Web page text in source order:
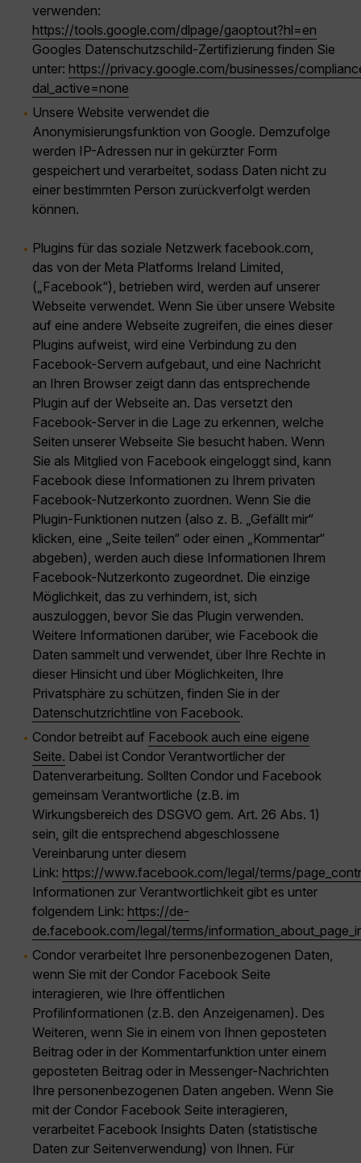
verwenden:
https://tools.google.com/dlpage/gaoptout?hl=en
Googles Datenschutzschild-Zertifizierung finden Sie
unter: https://privacy.google.com/businesses/
dal_active=none
Unsere Website verwendet die
Anonymisierungsfunktion von Google. Demzufolge
werden IP-Adressen nur in gekürzter Form
gespeichert und verarbeitet, sodass Daten nicht zu
einer bestimmten Person zurückverfolgt werden
können.
Plugins für das soziale Netzwerk facebook.com,
das von der Meta Platforms Ireland Limited,
(„Facebook“), betrieben wird, werden auf unserer
Webseite verwendet. Wenn Sie über unsere Website
auf eine andere Webseite zugreifen, die eines dieser
Plugins aufweist, wird eine Verbindung zu den
Facebook-Servern aufgebaut, und eine Nachricht
an Ihren Browser zeigt dann das entsprechende
Plugin auf der Webseite an. Das versetzt den
Facebook-Server in die Lage zu erkennen, welche
Seiten unserer Webseite Sie besucht haben. Wenn
Sie als Mitglied von Facebook eingeloggt sind, kann
Facebook diese Informationen zu Ihrem privaten
Facebook-Nutzerkonto zuordnen. Wenn Sie die
Plugin-Funktionen nutzen (also z. B. „Gefällt mir“
klicken, eine „Seite teilen“ oder einen „Kommentar“
abgeben), werden auch diese Informationen Ihrem
Facebook-Nutzerkonto zugeordnet. Die einzige
Möglichkeit, das zu verhindern, ist, sich
auszuloggen, bevor Sie das Plugin verwenden.
Weitere Informationen darüber, wie Facebook die
Daten sammelt und verwendet, über Ihre Rechte in
dieser Hinsicht und über Möglichkeiten, Ihre
Privatsphäre zu schützen, finden Sie in der
Datenschutzrichtline von Facebook.
Condor betreibt auf Facebook auch eine eigene
Seite. Dabei ist Condor Verantwortlicher der
Datenverarbeitung. Sollten Condor und Facebook
gemeinsam Verantwortliche (z.B. im
Wirkungsbereich des DSGVO gem. Art. 26 Abs. 1)
sein, gilt die entsprechend abgeschlossene
Vereinbarung unter diesem
Link: https://www.facebook.com/legal/terms/
Informationen zur Verantwortlichkeit gibt es unter
folgendem Link: https://de-
de.facebook.com/legal/terms/
Condor verarbeitet Ihre personenbezogenen Daten,
wenn Sie mit der Condor Facebook Seite
interagieren, wie Ihre öffentlichen
Profilinformationen (z.B. den Anzeigenamen). Des
Weiteren, wenn Sie in einem von Ihnen geposteten
Beitrag oder in der Kommentarfunktion unter einem
geposteten Beitrag oder in Messenger-Nachrichten
Ihre personenbezogenen Daten angeben. Wenn Sie
mit der Condor Facebook Seite interagieren,
verarbeitet Facebook Insights Daten (statistische
Daten zur Seitenverwendung) von Ihnen. Für